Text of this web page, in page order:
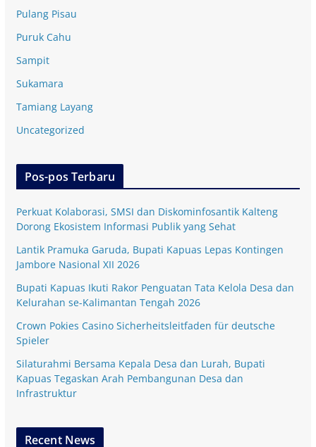
Pulang Pisau
Puruk Cahu
Sampit
Sukamara
Tamiang Layang
Uncategorized
Pos-pos Terbaru
Perkuat Kolaborasi, SMSI dan Diskominfosantik Kalteng
Dorong Ekosistem Informasi Publik yang Sehat
Lantik Pramuka Garuda, Bupati Kapuas Lepas Kontingen
Jambore Nasional XII 2026
Bupati Kapuas Ikuti Rakor Penguatan Tata Kelola Desa dan
Kelurahan se-Kalimantan Tengah 2026
Crown Pokies Casino Sicherheitsleitfaden für deutsche
Spieler
Silaturahmi Bersama Kepala Desa dan Lurah, Bupati
Kapuas Tegaskan Arah Pembangunan Desa dan
Infrastruktur
Recent News